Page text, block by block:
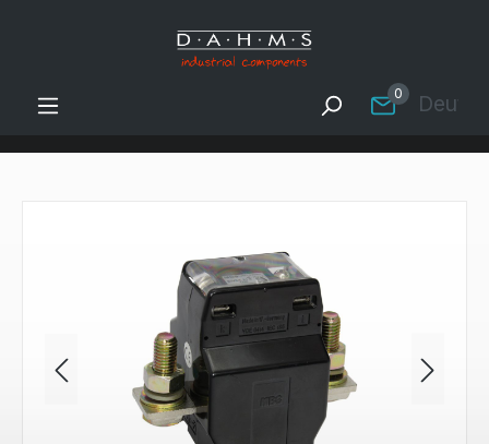
Zum Hauptinhalt springen
0
Bildergalerie überspringen